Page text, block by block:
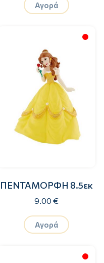
Αγορά
ΠΕΝΤΑΜΟΡΦΗ 8.5εκ
9.00 €
Αγορά